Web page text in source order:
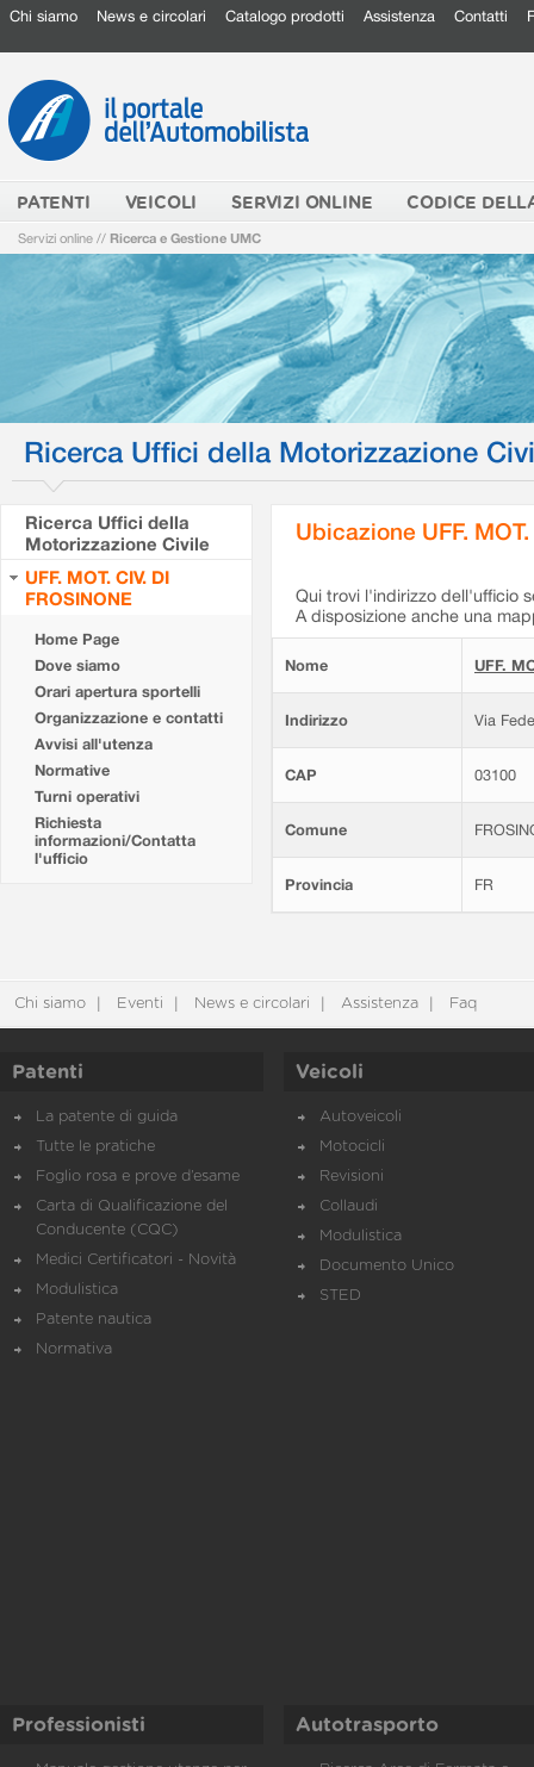
Chi siamo News e circolari Catalogo prodotti Assistenza Contatti
PATENTI VEICOLI SERVIZI ONLINE CODICE
Servizi online // Ricerca e Gestione UMC
Ricerca Uffici della Motorizzazione
Ricerca Uffici della
Motorizzazione Civile
UFF. MOT. CIV. DI
FROSINONE
Home Page
Dove siamo
Orari apertura sportelli
Organizzazione e contatti
Avvisi all'utenza
Normative
Turni operativi
Richiesta
informazioni/Contatta
l'ufficio
Ubicazione UFF.
Qui trovi l'indirizzo dell'ufficio
A disposizione anche una
Nome UFF.
Indirizzo Via
CAP 03100
Comune
Provincia FR
Chi siamo Eventi News e circolari Assistenza Faq
Patenti
La patente di guida
Tutte le pratiche
Foglio rosa e prove d’esame
Carta di Qualificazione del
Conducente (CQC)
Medici Certificatori - Novità
Modulistica
Patente nautica
Normativa
Veicoli
Autoveicoli
Motocicli
Revisioni
Collaudi
Modulistica
Documento Unico
STED
Professionisti Autotrasporto